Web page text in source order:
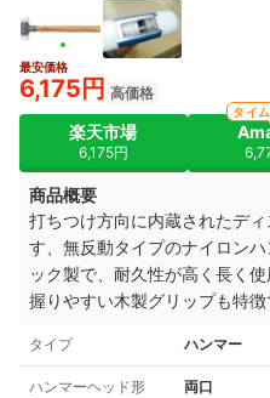
最安価格
6,175円 高価格
楽天市場
6,175円
タイ
商品概要
打ちつけ方向に内蔵されたデ
す、無反動タイプのナイロン
ック製で、耐久性が高く長く
握りやすい木製グリップも特徴
タイプ ハンマー
ハンマーヘッド形
両口